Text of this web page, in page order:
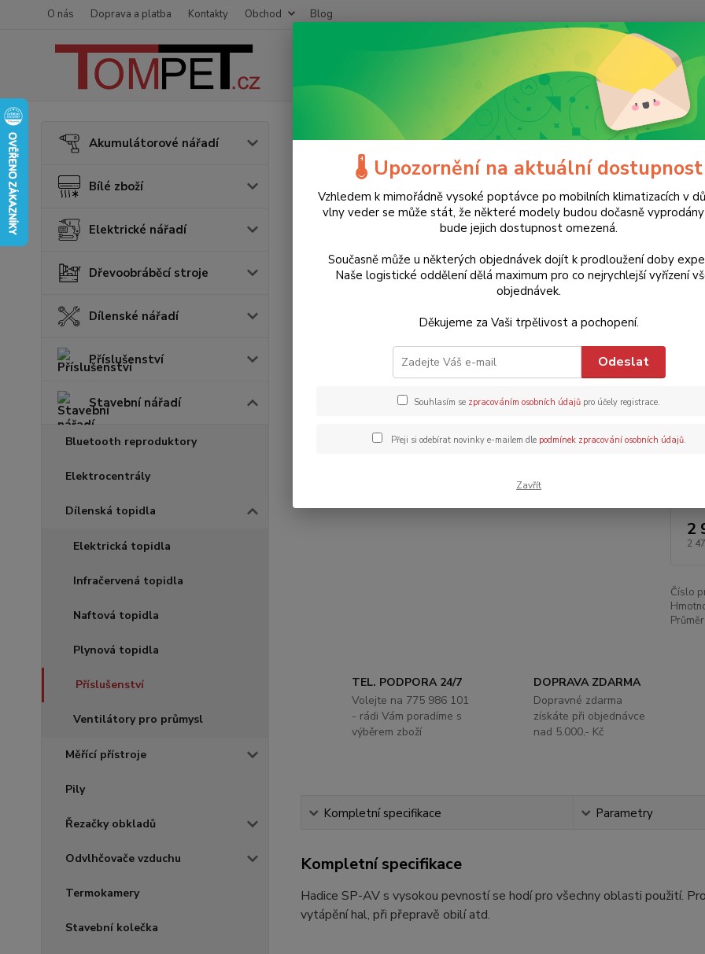
O nás Doprava a platba Kontakty Obchod Blog
(Po-
Akumulátorové nářadí
Bílé zboží
Elektrické nářadí
Dřevoobráběcí stroje
Dílenské nářadí
Příslušenství
Stavební nářadí
Bluetooth reproduktory
Elektrocentrály
Dílenská topidla
Elektrická topidla
Infračervená topidla
Naftová topidla
Plynová topidla
Příslušenství
Ventilátory pro průmysl
Měřící přístroje
Pily
Řezačky obkladů
Odvlhčovače vzduchu
Termokamery
Stavební kolečka
Stavební nářadí Dílenská topidla Příslušenství Hadice
Hadice teplovzdušná antistatická
7.6m
- 15 %
2
2
Číslo
TEL. PODPORA 24/7
Volejte na 775 986 101
- rádi Vám poradíme s
výběrem zboží
DOPRAVA ZDARMA
Dopravné zdarma
získáte při objednávce
nad 5.000,- Kč
Kompletní specifikace Parametry
Kompletní specifikace
Hadice SP-AV s vysokou pevností se hodí pro všechny oblasti použití.
vytápění hal, při přepravě obilí atd.
🌡️ Upozornění na aktuální dostupnost
Vzhledem k mimořádně vysoké poptávce po mobilních klimatizacích v
vlny veder se může stát, že některé modely budou dočasně
bude jejich dostupnost omezená.
Současně může u některých objednávek dojít k prodloužení doby
Naše logistické oddělení dělá maximum pro co nejrychlejší vyřízení
objednávek.
Děkujeme za Vaši trpělivost a pochopení.
Odeslat
Souhlasím se zpracováním osobních údajů pro účely registrace.
Přeji si odebírat novinky e-mailem dle podmínek zpracování osobních údajů.
Zavřít